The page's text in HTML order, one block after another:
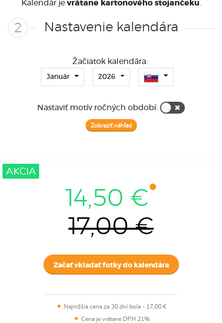
Kalendár je vrátane kartonového stojančeku.
2 Nastavenie kalendára
Žačiatok kalendára:
Január 2026
Nastaviť motív ročných období:
Zobraziť náhľad
AKCIA
14,50 €
17,00 €
Začať vkladať fotky do kalendára
Najnižšia cena za 30 dní bola - 17,00 €
Cena je vrátane DPH 21%